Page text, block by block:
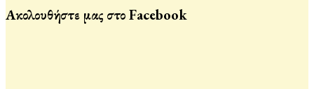
Ακολουθήστε μας στο Facebook